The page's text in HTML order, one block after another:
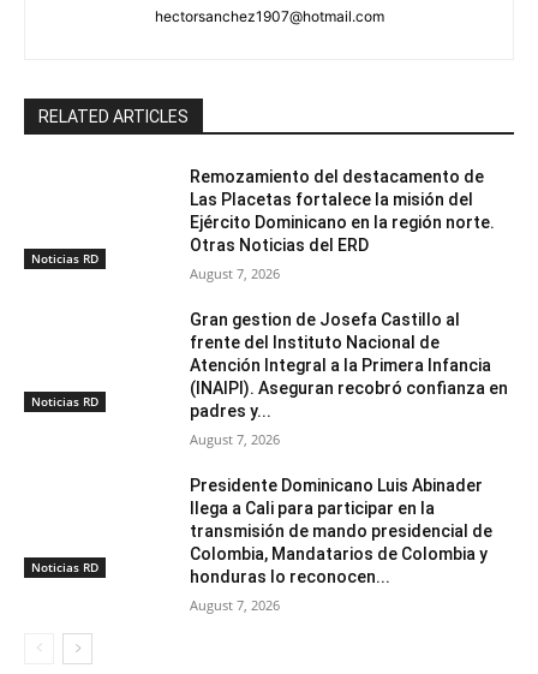
hectorsanchez1907@hotmail.com
RELATED ARTICLES
Noticias RD
Remozamiento del destacamento de
Las Placetas fortalece la misión del
Ejército Dominicano en la región norte.
Otras Noticias del ERD
August 7, 2026
Noticias RD
Gran gestion de Josefa Castillo al
frente del Instituto Nacional de
Atención Integral a la Primera Infancia
(INAIPI). Aseguran recobró confianza en
padres y...
August 7, 2026
Noticias RD
Presidente Dominicano Luis Abinader
llega a Cali para participar en la
transmisión de mando presidencial de
Colombia, Mandatarios de Colombia y
honduras lo reconocen...
August 7, 2026